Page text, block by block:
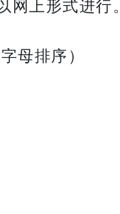
上形式进行。
母排序）